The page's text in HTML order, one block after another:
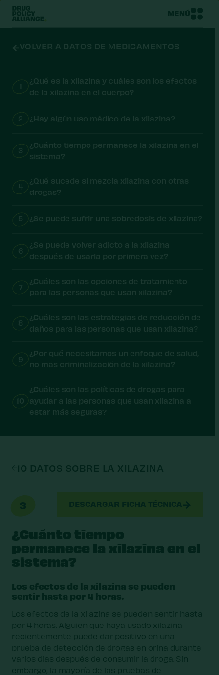
MENÚ
VOLVER A DATOS DE MEDICAMENTOS
1
¿Qué es la xilazina y cuáles son los efectos
de la xilazina en el cuerpo?
2 ¿Hay algún uso médico de la xilazina?
3
¿Cuánto tiempo permanece la xilazina en el
sistema?
4
¿Qué sucede si mezcla xilazina con otras
drogas?
5 ¿Se puede sufrir una sobredosis de xilazina?
6
¿Se puede volver adicto a la xilazina
después de usarla por primera vez?
7
¿Cuáles son las opciones de tratamiento
para las personas que usan xilazina?
8
¿Cuáles son las estrategias de reducción de
daños para las personas que usan xilazina?
9
¿Por qué necesitamos un enfoque de salud,
no más criminalización de la xilazina?
10
¿Cuáles son las políticas de drogas para
ayudar a las personas que usan xilazina a
estar más seguras?
10 DATOS SOBRE LA XILAZINA
¿Cuánto tiempo
permanece la xilazina en el
sistema?
Los efectos de la xilazina se pueden
sentir hasta por 4 horas.
Los efectos de la xilazina se pueden sentir hasta
por 4 horas. Alguien que haya usado xilazina
recientemente puede dar positivo en una
prueba de detección de drogas en orina durante
varios días después de consumir la droga. Sin
embargo, la mayoría de las pruebas de